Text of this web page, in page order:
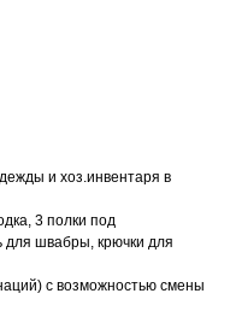
и хоз.инвентаря в
3 полки под
для швабры, крючки для
с возможностью смены